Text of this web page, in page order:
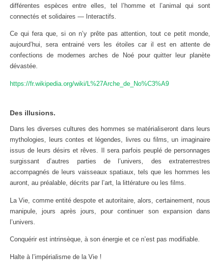
différentes espèces entre elles, tel l’homme et l’animal qui sont
connectés et solidaires — Interactifs.
Ce qui fera que, si on n’y prête pas attention, tout ce petit monde,
aujourd’hui, sera entrainé vers les étoiles car il est en attente de
confections de modernes arches de Noé pour quitter leur planète
dévastée.
https://fr.wikipedia.org/wiki/L%27Arche_de_No%C3%A9
Des illusions.
Dans les diverses cultures des hommes se matérialiseront dans leurs
mythologies, leurs contes et légendes, livres ou films, un imaginaire
issus de leurs désirs et rêves. Il sera parfois peuplé de personnages
surgissant d’autres parties de l’univers, des extraterrestres
accompagnés de leurs vaisseaux spatiaux, tels que les hommes les
auront, au préalable, décrits par l’art, la littérature ou les films.
La Vie, comme entité despote et autoritaire, alors, certainement, nous
manipule, jours après jours, pour continuer son expansion dans
l’univers.
Conquérir est intrinsèque, à son énergie et ce n’est pas modifiable.
Halte à l’impérialisme de la Vie !